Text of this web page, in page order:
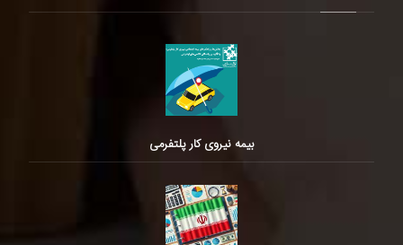
بیمه نیروی کار پلتفرمی